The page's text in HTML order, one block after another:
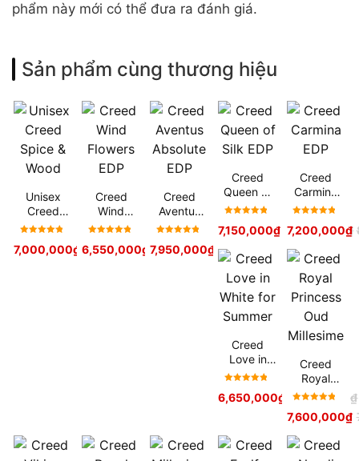
phẩm này mới có thể đưa ra đánh giá.
Sản phẩm cùng thương hiệu
Unisex
Creed
Spice &
hạng5
8,500,000 ₫
7,000,000₫
Creed
Wind
Flowers
hạng5
8,000,000 ₫
6,550,000₫
Creed
Aventus
Absolute
hạng5
9,000,000 ₫
7,950,000₫
Creed
Queen of
Silk EDP
hạng5
8,000,000₫
7,150,000₫
Creed
Carmina
EDP
hạng5
7,200,000₫
Creed
Love in
White for
hạng5
6,800,000₫
6,650,000₫
Creed
Royal
Princess
Millesime
hạng5
7,600,000₫